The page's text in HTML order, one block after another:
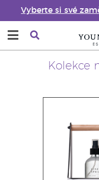
Vyberte si své
Kolekce